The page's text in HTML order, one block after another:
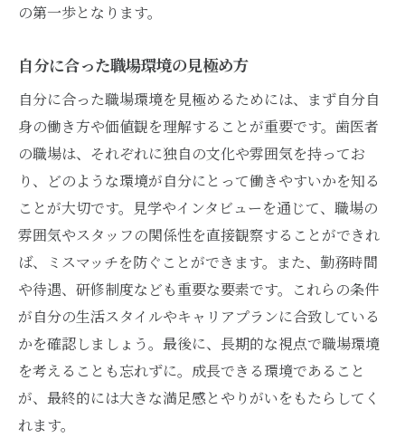
の第一歩となります。
自分に合った職場環境の見極め方
自分に合った職場環境を見極めるためには、まず自分自
身の働き方や価値観を理解することが重要です。歯医者
の職場は、それぞれに独自の文化や雰囲気を持ってお
り、どのような環境が自分にとって働きやすいかを知る
ことが大切です。見学やインタビューを通じて、職場の
雰囲気やスタッフの関係性を直接観察することができれ
ば、ミスマッチを防ぐことができます。また、勤務時間
や待遇、研修制度なども重要な要素です。これらの条件
が自分の生活スタイルやキャリアプランに合致している
かを確認しましょう。最後に、長期的な視点で職場環境
を考えることも忘れずに。成長できる環境であること
が、最終的には大きな満足感とやりがいをもたらしてく
れます。